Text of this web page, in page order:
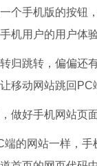
个手机版的按钮
机用户的用户体验
归跳转，偏偏还
移动网站跳回
做好手机网站页
端的网站一样，